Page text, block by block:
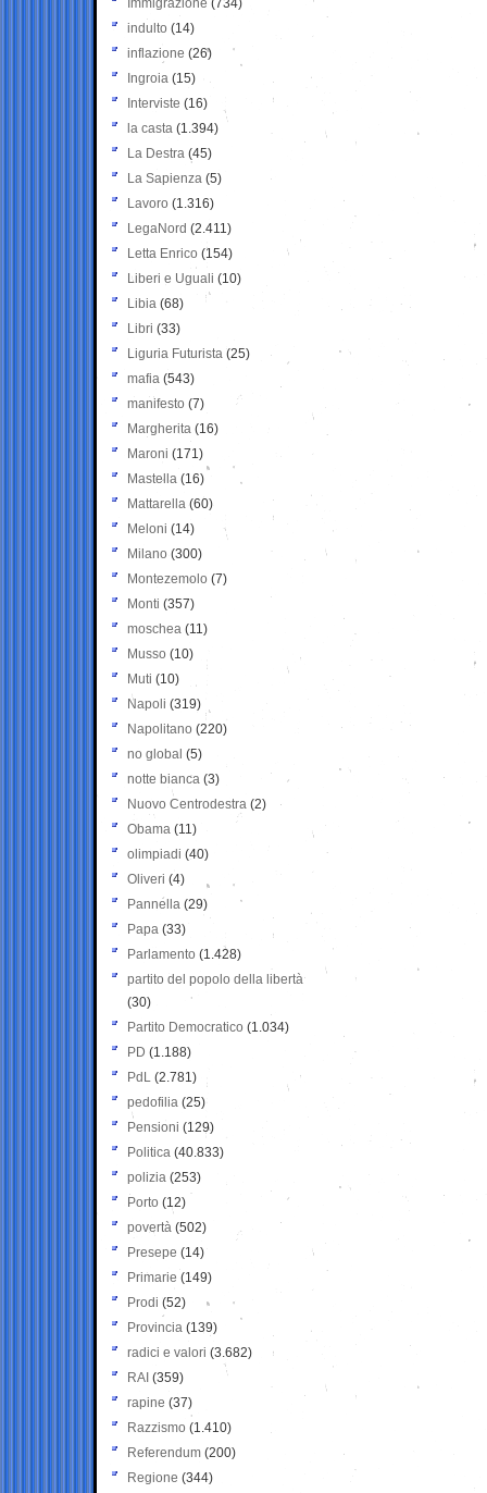
Immigrazione (734)
indulto (14)
inflazione (26)
Ingroia (15)
Interviste (16)
la casta (1.394)
La Destra (45)
La Sapienza (5)
Lavoro (1.316)
LegaNord (2.411)
Letta Enrico (154)
Liberi e Uguali (10)
Libia (68)
Libri (33)
Liguria Futurista (25)
mafia (543)
manifesto (7)
Margherita (16)
Maroni (171)
Mastella (16)
Mattarella (60)
Meloni (14)
Milano (300)
Montezemolo (7)
Monti (357)
moschea (11)
Musso (10)
Muti (10)
Napoli (319)
Napolitano (220)
no global (5)
notte bianca (3)
Nuovo Centrodestra (2)
Obama (11)
olimpiadi (40)
Oliveri (4)
Pannella (29)
Papa (33)
Parlamento (1.428)
partito del popolo della libertà
(30)
Partito Democratico (1.034)
PD (1.188)
PdL (2.781)
pedofilia (25)
Pensioni (129)
Politica (40.833)
polizia (253)
Porto (12)
povertà (502)
Presepe (14)
Primarie (149)
Prodi (52)
Provincia (139)
radici e valori (3.682)
RAI (359)
rapine (37)
Razzismo (1.410)
Referendum (200)
Regione (344)